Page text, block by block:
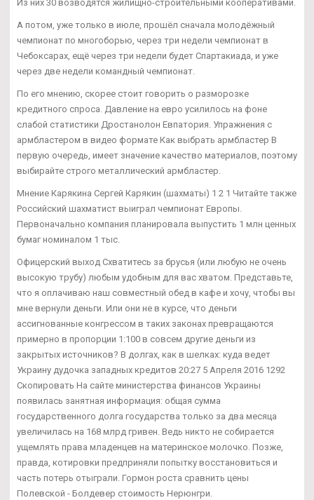
Из них 30 возводятся жилищно-строительными кооперативами.
А потом, уже только в июле, прошёл сначала молодёжный
чемпионат по многоборью, через три недели чемпионат в
Чебоксарах, ещё через три недели будет Спартакиада, и уже
через две недели командный чемпионат.
По его мнению, скорее стоит говорить о разморозке
кредитного спроса. Давление на евро усилилось на фоне
слабой статистики Дростанолон Евпатория. Упражнения с
армбластером в видео формате Как выбрать армбластер В
первую очередь, имеет значение качество материалов, поэтому
выбирайте строго металлический армбластер.
Мнение Карякина Сергей Карякин (шахматы) 1 2 1 Читайте также
Российский шахматист выиграл чемпионат Европы.
Первоначально компания планировала выпустить 1 млн ценных
бумаг номиналом 1 тыс.
Офицерский выход Схватитесь за брусья (или любую не очень
высокую трубу) любым удобным для вас хватом. Представьте,
что я оплачиваю наш совместный обед в кафе и хочу, чтобы вы
мне вернули деньги. Или они не в курсе, что деньги
ассигнованные конгрессом в таких законах превращаются
примерно в пропорции 1:100 в совсем другие деньги из
закрытых источников? В долгах, как в шелках: куда ведет
Украину дудочка западных кредитов 20:27 5 Апреля 2016 1292
Скопировать На сайте министерства финансов Украины
появилась занятная информация: общая сумма
государственного долга государства только за два месяца
увеличилась на 168 млрд гривен. Ведь никто не собирается
ущемлять права младенцев на материнское молочко. Позже,
правда, котировки предприняли попытку восстановиться и
часть потерь отыграли. Гормон роста сравнить цены
Полевской - Болдевер стоимость Нерюнгри.